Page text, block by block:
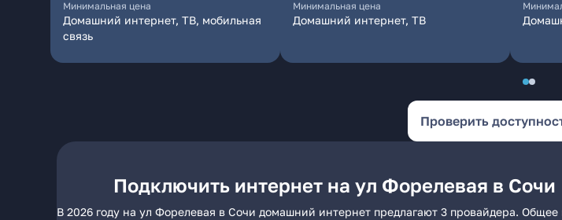
Минимальная цена
Домашний интернет, ТВ, мобильная
связь
Минимальная цена
Домашний интернет, ТВ
Проверить
Подключить интернет на ул Форелевая в Сочи
В 2026 году на ул Форелевая в Сочи домашний интернет предлагают 3 провайдера.